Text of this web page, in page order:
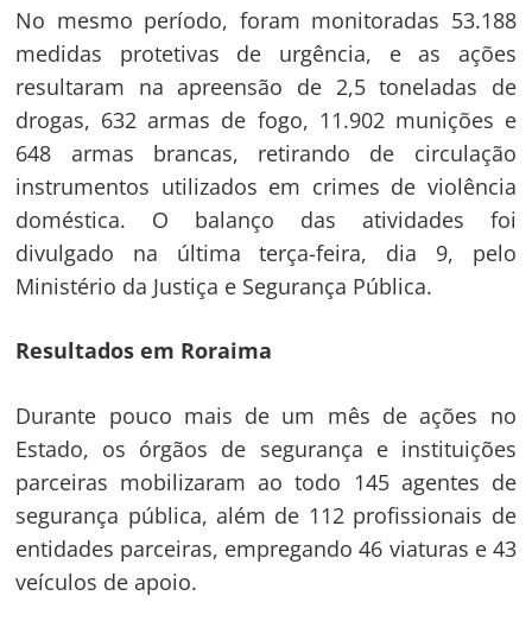
No mesmo período, foram monitoradas 53.188
medidas protetivas de urgência, e as ações
resultaram na apreensão de 2,5 toneladas de
drogas, 632 armas de fogo, 11.902 munições e
648 armas brancas, retirando de circulação
instrumentos utilizados em crimes de violência
doméstica. O balanço das atividades foi
divulgado na última terça-feira, dia 9, pelo
Ministério da Justiça e Segurança Pública.
Resultados em Roraima
Durante pouco mais de um mês de ações no
Estado, os órgãos de segurança e instituições
parceiras mobilizaram ao todo 145 agentes de
segurança pública, além de 112 profissionais de
entidades parceiras, empregando 46 viaturas e 43
veículos de apoio.